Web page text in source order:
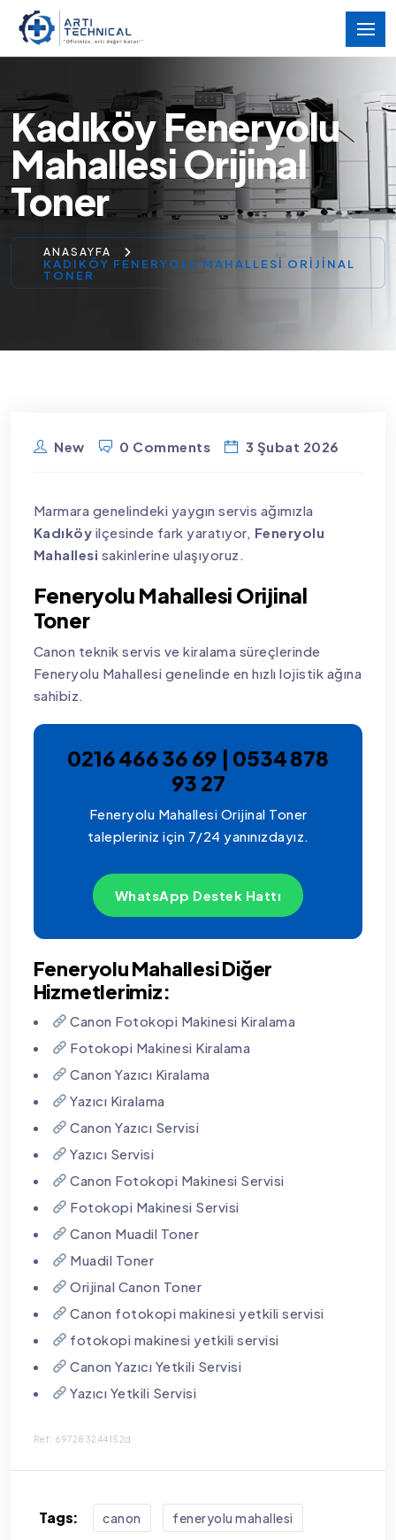
Kadıköy Feneryolu
Mahallesi Orijinal
Toner
ANASAYFA
KADIKÖY FENERYOLU MAHALLESI ORIJINAL
TONER
New 0 Comments 3 Şubat 2026
Marmara genelindeki yaygın servis ağımızla
Kadıköy ilçesinde fark yaratıyor, Feneryolu
Mahallesi sakinlerine ulaşıyoruz.
Feneryolu Mahallesi Orijinal
Toner
Canon teknik servis ve kiralama süreçlerinde
Feneryolu Mahallesi genelinde en hızlı lojistik ağına
sahibiz.
0216 466 36 69 | 0534 878
93 27
Feneryolu Mahallesi Orijinal Toner
talepleriniz için 7/24 yanınızdayız.
WhatsApp Destek Hattı
Feneryolu Mahallesi Diğer
Hizmetlerimiz:
Canon Fotokopi Makinesi Kiralama
Fotokopi Makinesi Kiralama
Canon Yazıcı Kiralama
Yazıcı Kiralama
Canon Yazıcı Servisi
Yazıcı Servisi
Canon Fotokopi Makinesi Servisi
Fotokopi Makinesi Servisi
Canon Muadil Toner
Muadil Toner
Orijinal Canon Toner
Canon fotokopi makinesi yetkili servisi
fotokopi makinesi yetkili servisi
Canon Yazıcı Yetkili Servisi
Yazıcı Yetkili Servisi
Ref: 697283244152d
Tags: canon feneryolu mahallesi